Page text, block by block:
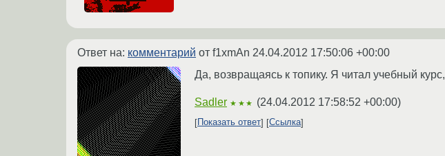
Ответ на: комментарий от f1xmAn 24.04.2012 17:50:06 +00:00
Да, возвращаясь к топику. Я читал учебный
Sadler ★★★ (24.04.2012 17:58:52 +00:00)
Показать ответ Ссылка